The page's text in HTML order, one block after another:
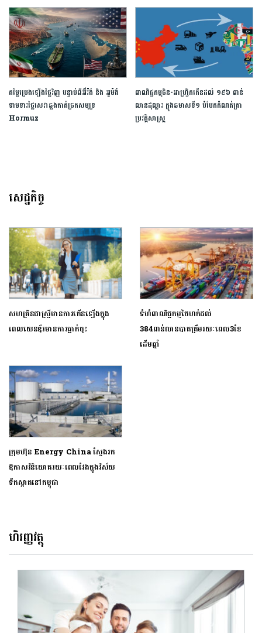
តម្លៃប្រេងឡើងថ្លៃវិញ បន្ទាប់ពីអ៊ីរ៉ង់ និង អូម៉ង់
ទាមទារថ្លៃសេវាឆ្លងកាត់ច្រកសមុទ្រ
Hormuz
ពាណិជ្ជកម្ម​ចិន​-​អាហ្វ្រិក​កើន​ដល់​ ​១៩៦​ ​ពាន់​
លាន​ដុល្លារ​ ក្នុង​ឆមាស​ទី​១​ ​បំបែក​កំណត់ត្រា​
ប្រវត្តិសាស្ត្រ​
សេដ្ឋកិច្ច
សហគ្រិន​ជាស្ត្រី​មានការកើនឡើងក្នុង
ពេល​យេនឌ័រមានការធ្លាក់ចុះ​
ទំហំពាណិជ្ជកម្មថៃហក់ដល់
384ពាន់លានបាតត្រឹមរយៈពេល3ខែ
ដើមឆ្នាំ
ក្រុមហ៊ុន Energy China ស្វែងរក
ឱកាសវិនិយោគរយៈពេលវែងក្នុងវិស័យ
ទឹកស្អាតនៅកម្ពុជា
ហិរញ្ញវត្ថុ